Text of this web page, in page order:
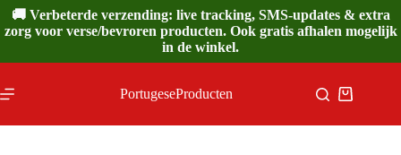
Ga
naar
de
🚚 Verbeterde verzending: live tracking, SMS-updates & extra
zorg voor verse/bevroren producten. Ook gratis afhalen mogelijk
in de winkel.
PortugeseProducten